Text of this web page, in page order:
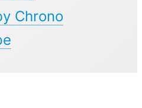
Chrono